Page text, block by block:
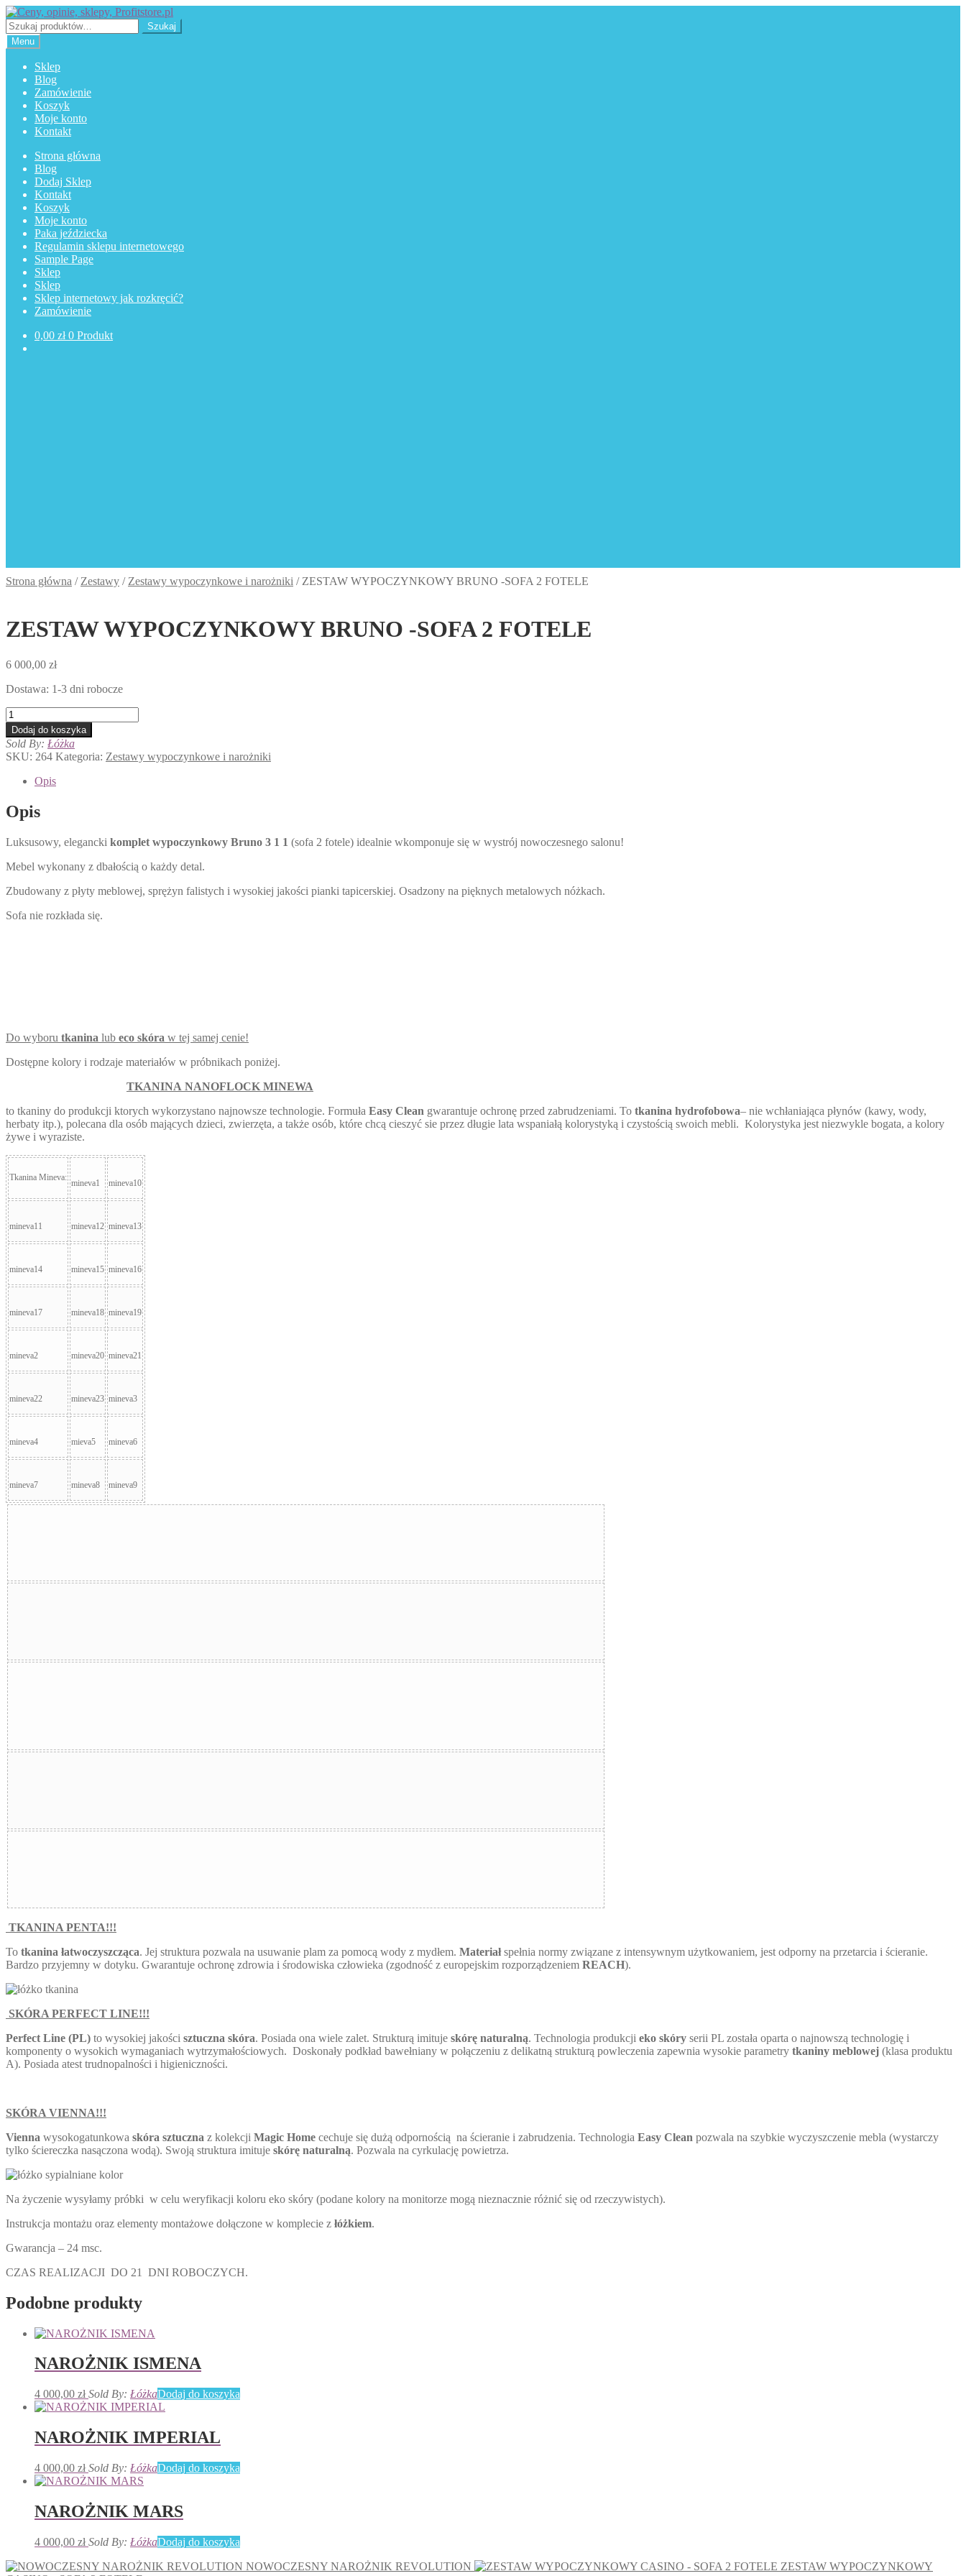
Przejdź
do
nawigacji
Przejdź
do
treści
Szukaj:
Szukaj
Menu
Sklep
Blog
Zamówienie
Koszyk
Moje konto
Kontakt
Strona główna
Blog
Dodaj Sklep
Kontakt
Koszyk
Moje konto
Paka jeździecka
Regulamin sklepu internetowego
Sample Page
Sklep
Sklep
Sklep internetowy jak rozkręcić?
Zamówienie
0,00 zł 0 Produkt
Strona główna / Zestawy / Zestawy wypoczynkowe i narożniki / ZESTAW WYPOCZYNKOWY BRUNO -SOFA 2 FOTELE
ZESTAW WYPOCZYNKOWY BRUNO -SOFA 2 FOTELE
6 000,00 zł
Dostawa: 1-3 dni robocze
ilość
ZESTAW
WYPOCZYNKOWY
BRUNO
-
SOFA
FOTELE
Dodaj do koszyka
Sold By: Łóżka
SKU: 264 Kategoria: Zestawy wypoczynkowe i narożniki
Opis
Opis
Luksusowy, elegancki komplet wypoczynkowy Bruno 3 1 1 (sofa 2 fotele) idealnie wkomponuje się w wystrój nowoczesnego salonu!
Mebel wykonany z dbałością o każdy detal.
Zbudowany z płyty meblowej, sprężyn falistych i wysokiej jakości pianki tapicerskiej. Osadzony na pięknych metalowych nóżkach.
Sofa nie rozkłada się.
Do wyboru tkanina lub eco skóra w tej samej cenie!
Dostępne kolory i rodzaje materiałów w próbnikach poniżej.
TKANINA NANOFLOCK MINEWA
to tkaniny do produkcji ktorych wykorzystano najnowsze technologie. Formuła Easy Clean gwarantuje ochronę przed zabrudzeniami. To tkanina hydrofobowa– nie wchłaniająca płynów (kawy, wody,
herbaty itp.), polecana dla osób mających dzieci, zwierzęta, a także osób, które chcą cieszyć sie przez długie lata wspaniałą kolorystyką i czystością swoich mebli. Kolorystyka jest niezwykle bogata, a kolory
żywe i wyraziste.
Tkanina Mineva:
mineva1 mineva10
mineva11 mineva12 mineva13
mineva14 mineva15 mineva16
mineva17 mineva18 mineva19
mineva2 mineva20 mineva21
mineva22 mineva23 mineva3
mineva4 mieva5 mineva6
mineva7 mineva8 mineva9
TKANINA PENTA!!!
To tkanina łatwoczyszcząca. Jej struktura pozwala na usuwanie plam za pomocą wody z mydłem. Materiałspełnia normy związane z intensywnym użytkowaniem, jest odporny na przetarcia i ścieranie.
Bardzo przyjemny w dotyku. Gwarantuje ochronę zdrowia i środowiska człowieka (zgodność z europejskim rozporządzeniem REACH).
SKÓRA PERFECT LINE!!!
Perfect Line (PL) to wysokiej jakości sztuczna skóra. Posiada ona wiele zalet. Strukturą imituje skórę naturalną. Technologia produkcji eko skóry serii PL została oparta o najnowszą technologię i
komponenty o wysokich wymaganiach wytrzymałościowych. Doskonały podkład bawełniany w połączeniu z delikatną strukturą powleczenia zapewnia wysokie parametry tkaniny meblowej (klasa produktu
A). Posiada atest trudnopalności i higieniczności.
SKÓRA VIENNA!!!
Vienna wysokogatunkowa skóra sztuczna z kolekcji Magic Home cechuje się dużą odpornością na ścieranie i zabrudzenia. Technologia Easy Clean pozwala na szybkie wyczyszczenie mebla (wystarczy
tylko ściereczka nasączona wodą). Swoją struktura imituje skórę naturalną. Pozwala na cyrkulację powietrza.
Na życzenie wysyłamy próbki w celu weryfikacji koloru eko skóry (podane kolory na monitorze mogą nieznacznie różnić się od rzeczywistych).
Instrukcja montażu oraz elementy montażowe dołączone w komplecie z łóżkiem.
Gwarancja – 24 msc.
CZAS REALIZACJI DO 21 DNI ROBOCZYCH.
Podobne produkty
NAROŻNIK ISMENA
4 000,00 zł Sold By: ŁóżkaDodaj do koszyka
NAROŻNIK IMPERIAL
4 000,00 zł Sold By: ŁóżkaDodaj do koszyka
NAROŻNIK MARS
4 000,00 zł Sold By: ŁóżkaDodaj do koszyka
NOWOCZESNY NAROŻNIK REVOLUTION
ZESTAW WYPOCZYNKOWY